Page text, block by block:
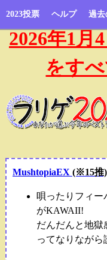
2023投票 ヘルプ 過去
2026年1月
をす
MushtopiaEX (※15推)
唄ったりフィー
がKAWAII!
だんだんと地獄
ってなりながら